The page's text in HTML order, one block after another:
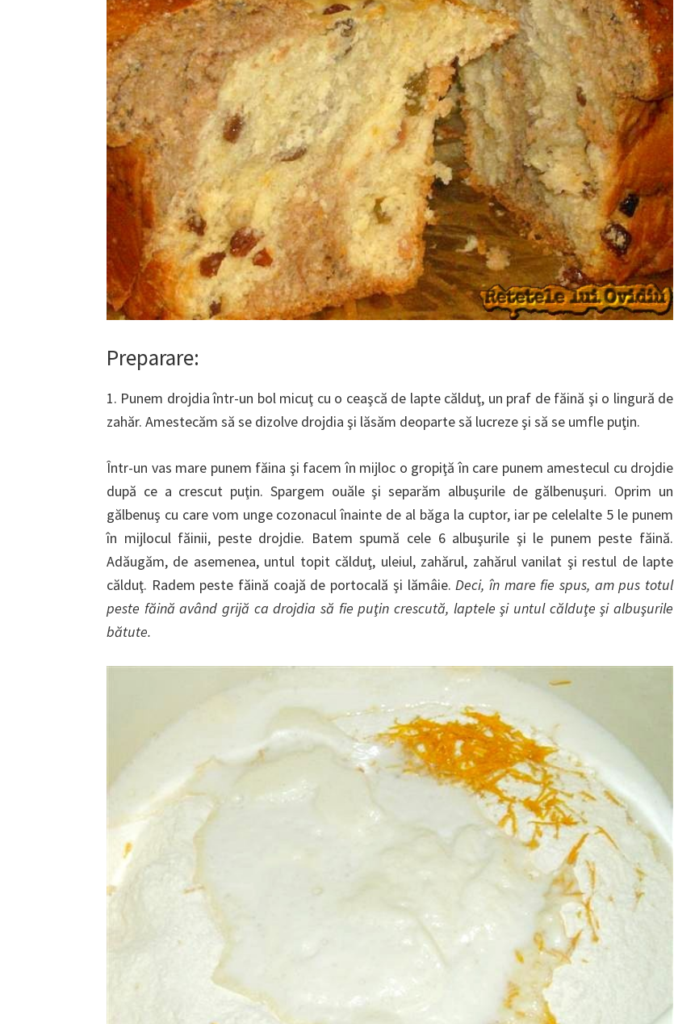
Preparare:
1. Punem drojdia într-un bol micuţ cu o ceaşcă de lapte călduţ, un praf de făină şi o lingură de
zahăr. Amestecăm să se dizolve drojdia şi lăsăm deoparte să lucreze şi să se umfle puţin.
Într-un vas mare punem făina şi facem în mijloc o gropiţă în care punem amestecul cu drojdie
după ce a crescut puţin. Spargem ouăle şi separăm albuşurile de gălbenuşuri. Oprim un
gălbenuş cu care vom unge cozonacul înainte de al băga la cuptor, iar pe celelalte 5 le punem
în mijlocul făinii, peste drojdie. Batem spumă cele 6 albuşurile şi le punem peste făină.
Adăugăm, de asemenea, untul topit călduţ, uleiul, zahărul, zahărul vanilat şi restul de lapte
călduţ. Radem peste făină coajă de portocală şi lămâie. Deci, în mare fie spus, am pus totul
peste făină având grijă ca drojdia să fie puţin crescută, laptele şi untul călduţe şi albuşurile
bătute.